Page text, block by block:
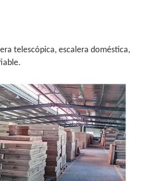
telescópica, escalera doméstica,